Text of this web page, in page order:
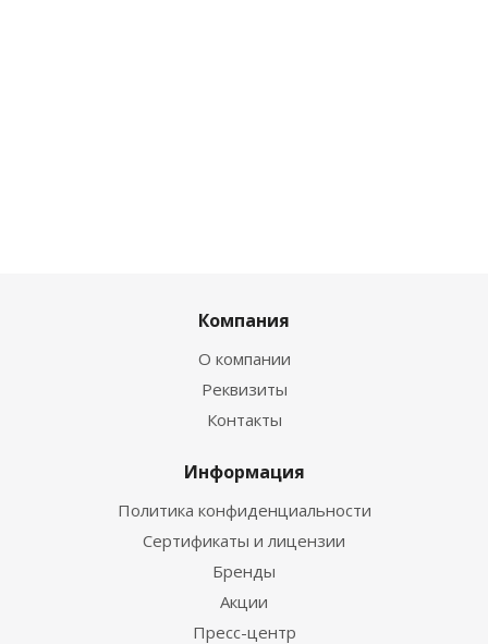
Компания
О компании
Реквизиты
Контакты
Информация
Политика конфиденциальности
Сертификаты и лицензии
Бренды
Акции
Пресс-центр